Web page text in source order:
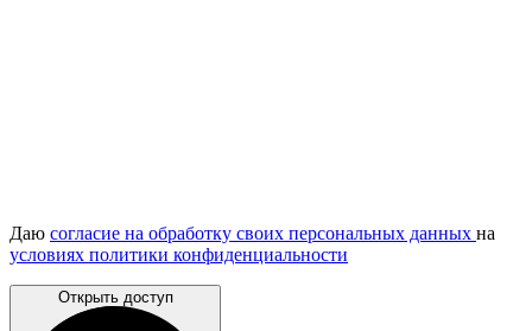
Даю согласие на обработку своих персональных данных на
условиях политики конфиденциальности
Открыть доступ